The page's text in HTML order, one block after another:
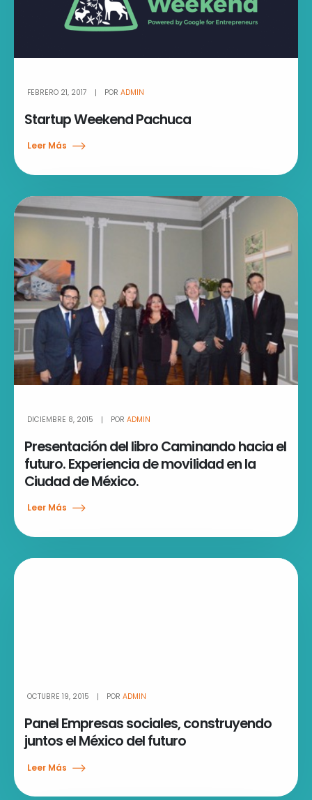
FEBRERO 21, 2017 POR ADMIN
Startup Weekend Pachuca
Leer Más
DICIEMBRE 8, 2015 POR ADMIN
Presentación del libro Caminando hacia el
futuro. Experiencia de movilidad en la
Ciudad de México.
Leer Más
OCTUBRE 19, 2015 POR ADMIN
Panel Empresas sociales, construyendo
juntos el México del futuro
Leer Más